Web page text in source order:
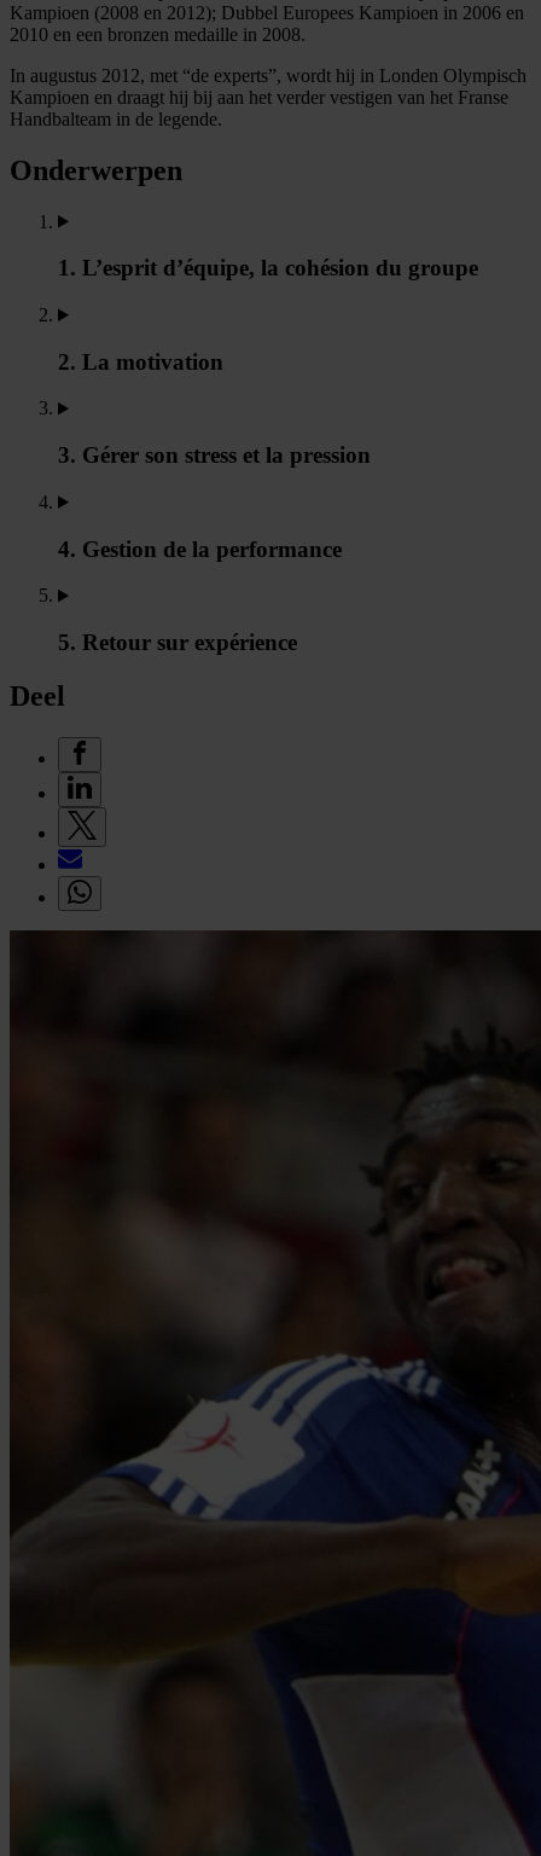
Kampioen (2008 en 2012); Dubbel Europees Kampioen in 2006 en
2010 en een bronzen medaille in 2008.
In augustus 2012, met “de experts”, wordt hij in Londen Olympisch
Kampioen en draagt hij bij aan het verder vestigen van het Franse
Handbalteam in de legende.
Onderwerpen
1. L’esprit d’équipe, la cohésion du groupe
2. La motivation
3. Gérer son stress et la pression
4. Gestion de la performance
5. Retour sur expérience
Deel